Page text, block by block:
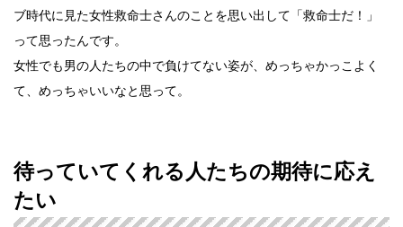
ブ時代に見た女性救命士さんのことを思い出して「救命士だ！」
って思ったんです。
女性でも男の人たちの中で負けてない姿が、めっちゃかっこよく
て、めっちゃいいなと思って。
待っていてくれる人たちの期待に応え
たい